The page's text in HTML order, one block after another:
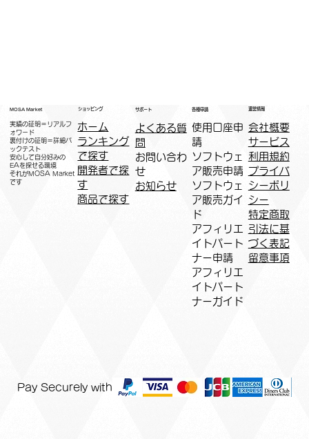
MOSA Market
実績の証明＝リアルフ
ォワード
裏付けの証明＝詳細バ
ックテスト
安心して自分好みの
EAを探せる環境
​それがMOSA Market
です
ショッピング
ホーム
ランキング
で探す
開発者で探
す
商品で探す
サポート
よくある質
問
お問い合わ
せ
お知らせ
各種申請
​使用口座申
請
ソフトウェ
ア販売申請
ソフトウェ
ア販売ガイ
ド
アフィリエ
イトパート
ナー申請​
​アフィリエ
イトパート
ナーガイド
運営情報
会社概要
サービス
利用規約
プライバ
シーポリ
シー
特定商取
引法に基
づく表記
​留意事項
Pay Securely with